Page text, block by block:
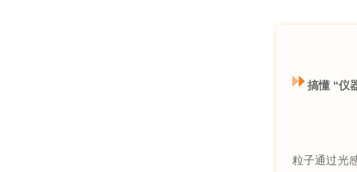
搞懂 “仪
粒子通过光